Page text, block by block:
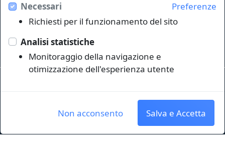
Sistema Bibliotecario di Ateneo
e Polo museale
EUT in cifre
P.IVA 00211830328 - C.F. 80013890324 - P.E.C.:
ateneo@pec.units.it
Preferenze
Necessari
Richiesti per il funzionamento del sito
Analisi statistiche
Monitoraggio della navigazione e
otimizzazione dell'esperienza utente
Non acconsento Salva e Accetta